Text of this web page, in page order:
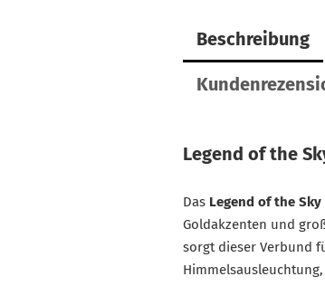
Beschreibung
Legend of the
Das Legend of the
Goldakzenten und
sorgt dieser Verbund